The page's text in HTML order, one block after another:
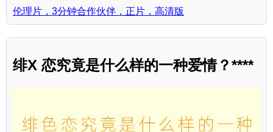
伦理片，3分钟合作伙伴，正片，高清版
绯X 恋究竟是什么样的一种爱情？****